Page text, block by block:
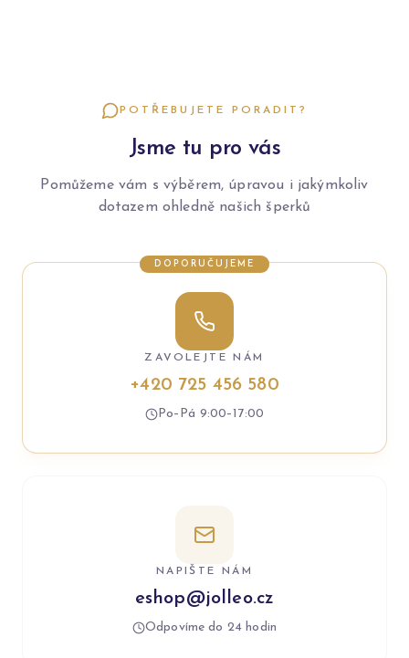
POTŘEBUJETE PORADIT?
Jsme tu pro vás
Pomůžeme vám s výběrem, úpravou i jakýmkoliv
dotazem ohledně našich šperků
DOPORUČUJEME
ZAVOLEJTE NÁM
+420 725 456 580
Po–Pá 9:00–17:00
NAPIŠTE NÁM
eshop@jolleo.cz
Odpovíme do 24 hodin